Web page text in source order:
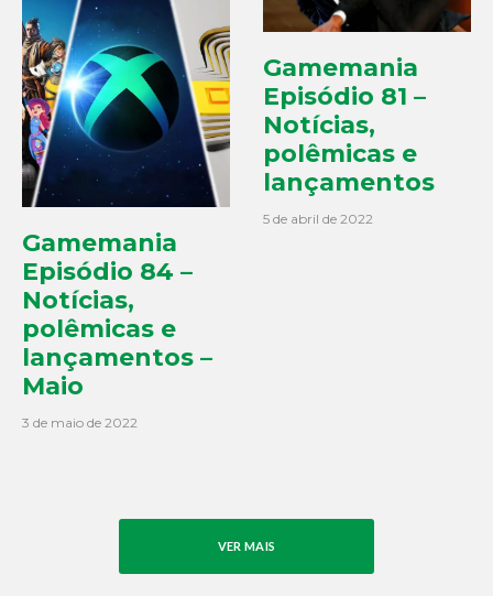
Gamemania
Episódio 84 –
Notícias,
polêmicas e
lançamentos –
Maio
3 de maio de 2022
Gamemania
Episódio 81 –
Notícias,
polêmicas e
lançamentos
5 de abril de 2022
VER MAIS